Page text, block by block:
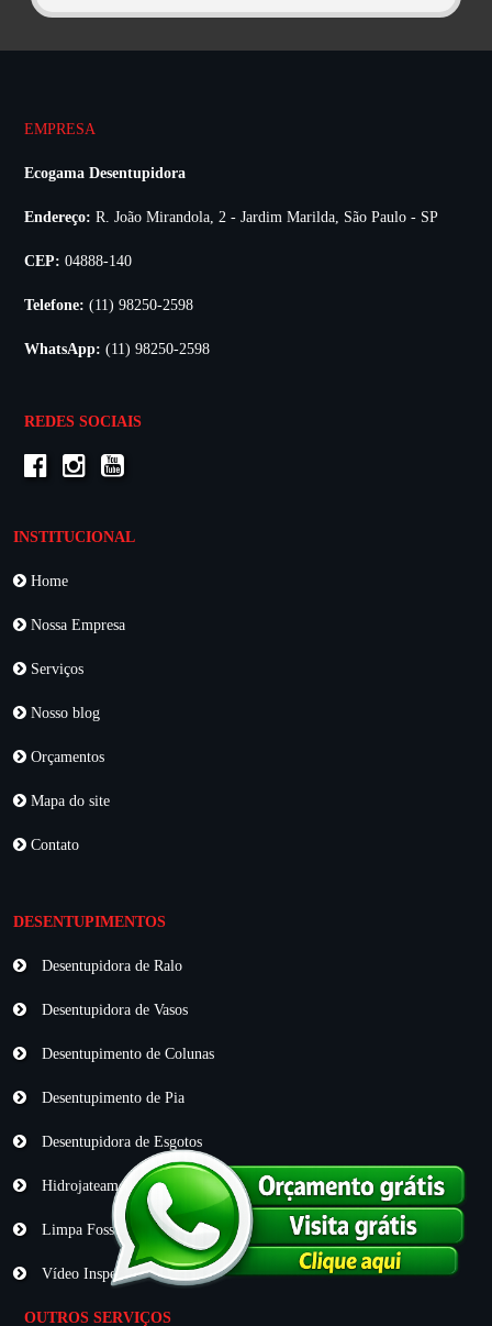
EMPRESA
Ecogama Desentupidora
Endereço: R. João Mirandola, 2 - Jardim Marilda, São Paulo - SP
CEP: 04888-140
Telefone: (11) 98250-2598
WhatsApp: (11) 98250-2598
REDES SOCIAIS
INSTITUCIONAL
Home
Nossa Empresa
Serviços
Nosso blog
Orçamentos
Mapa do site
Contato
DESENTUPIMENTOS
Desentupidora de Ralo
Desentupidora de Vasos
Desentupimento de Colunas
Desentupimento de Pia
Desentupidora de Esgotos
Hidrojateamento
Limpa Fossa
Vídeo Inspeção
OUTROS SERVIÇOS